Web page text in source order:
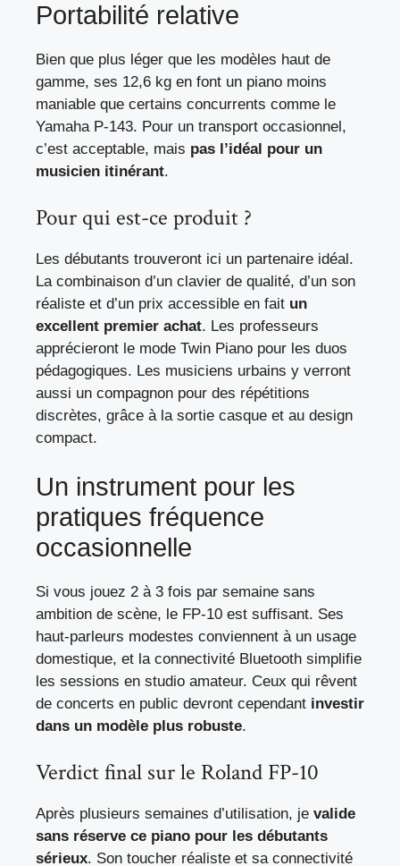
Portabilité relative
Bien que plus léger que les modèles haut de
gamme, ses 12,6 kg en font un piano moins
maniable que certains concurrents comme le
Yamaha P-143. Pour un transport occasionnel,
c’est acceptable, mais pas l’idéal pour un
musicien itinérant.
Pour qui est-ce produit ?
Les débutants trouveront ici un partenaire idéal.
La combinaison d’un clavier de qualité, d’un son
réaliste et d’un prix accessible en fait un
excellent premier achat. Les professeurs
apprécieront le mode Twin Piano pour les duos
pédagogiques. Les musiciens urbains y verront
aussi un compagnon pour des répétitions
discrètes, grâce à la sortie casque et au design
compact.
Un instrument pour les
pratiques fréquence
occasionnelle
Si vous jouez 2 à 3 fois par semaine sans
ambition de scène, le FP-10 est suffisant. Ses
haut-parleurs modestes conviennent à un usage
domestique, et la connectivité Bluetooth simplifie
les sessions en studio amateur. Ceux qui rêvent
de concerts en public devront cependant investir
dans un modèle plus robuste.
Verdict final sur le Roland FP-10
Après plusieurs semaines d’utilisation, je valide
sans réserve ce piano pour les débutants
sérieux. Son toucher réaliste et sa connectivité